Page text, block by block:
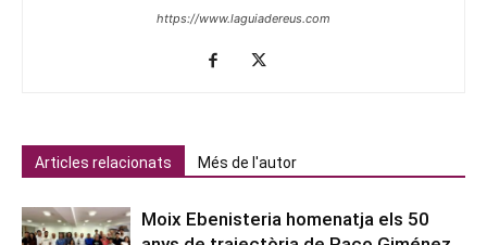
https://www.laguiadereus.com
Articles relacionats Més de l'autor
Moix Ebenisteria homenatja els 50